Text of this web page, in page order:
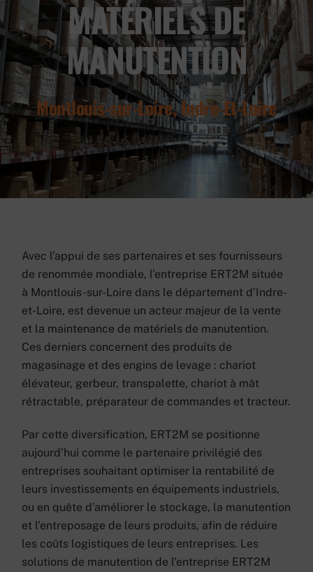
MATÉRIELS DE
MANUTENTION
Montlouis-sur-Loire, Indre-Et-Loire
Avec l’appui de ses partenaires et ses fournisseurs
de renommée mondiale, l’entreprise ERT2M située
à Montlouis-sur-Loire dans le département d’Indre-
et-Loire, est devenue un acteur majeur de la vente
et la maintenance de matériels de manutention.
Ces derniers concernent des produits de
magasinage et des engins de levage : chariot
élévateur, gerbeur, transpalette, chariot à mât
rétractable, préparateur de commandes et tracteur.
Par cette diversification, ERT2M se positionne
aujourd’hui comme le partenaire privilégié des
entreprises souhaitant optimiser la rentabilité de
leurs investissements en équipements industriels,
ou en quête d’améliorer le stockage, la manutention
et l’entreposage de leurs produits, afin de réduire
les coûts logistiques de leurs entreprises. Les
solutions de manutention de l’entreprise ERT2M